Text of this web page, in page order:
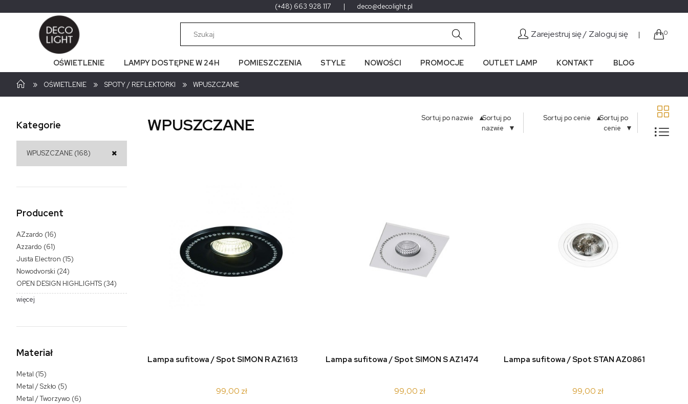
(+48) 663 928 117 | deco@decolight.pl
Zarejestruj się / Zaloguj się | 0
OŚWIETLENIE LAMPY DOSTĘPNE W 24H POMIESZCZENIA STYLE NOWOŚCI PROMOCJE OUTLET LAMP KONTAKT BLOG
» OŚWIETLENIE » SPOTY / REFLEKTORKI » WPUSZCZANE
Kategorie
WPUSZCZANE (168)
Producent
AZzardo (16)
Azzardo (61)
Justa Electron (15)
Nowodvorski (24)
OPEN DESIGN HIGHLIGHTS (34)
więcej
Materiał
Metal (15)
Metal / Szkło (5)
Metal / Tworzywo (6)
WPUSZCZANE Sortuj po nazwie ▲Sortuj po
nazwie
▼
Sortuj po cenie ▲Sortuj po
cenie
▼
do koszyka
Lampa sufitowa / Spot SIMON R AZ1613
99,00 zł
do koszyka
Lampa sufitowa / Spot SIMON S AZ1474
99,00 zł
do koszyka
Lampa sufitowa / Spot STAN AZ0861
99,00 zł